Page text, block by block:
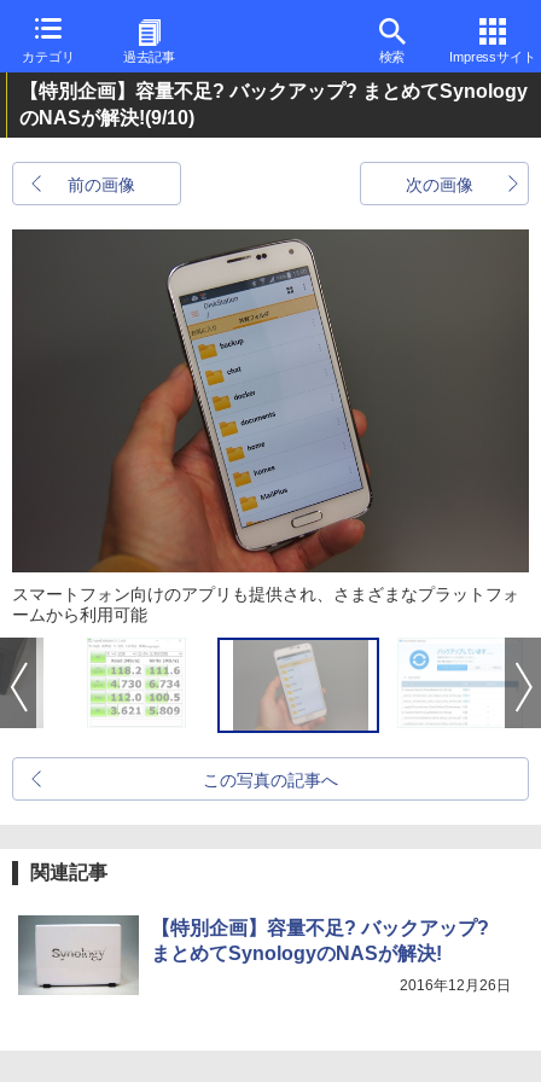
カテゴリ 過去記事 検索 Impressサイト
【特別企画】容量不足? バックアップ? まとめてSynology
のNASが解決!(9/10)
前の画像 次の画像
スマートフォン向けのアプリも提供され、さまざまなプラットフォ
ームから利用可能
この写真の記事へ
関連記事
【特別企画】容量不足? バックアップ?
まとめてSynologyのNASが解決!
2016年12月26日